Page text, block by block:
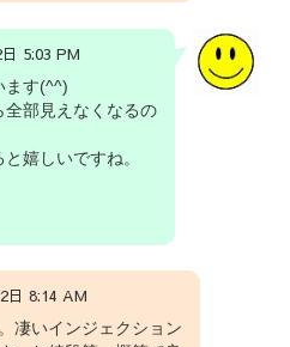
5:03 PM
ます(^^)
全部見えなくなるの
嬉しいですね。
日 8:14 AM
凄いインジェクション